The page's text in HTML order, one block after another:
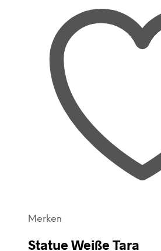
Merken
Statue Weiße Tara